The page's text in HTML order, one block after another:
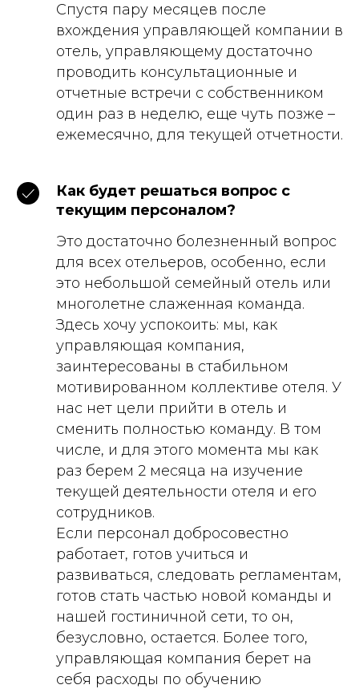
Спустя пару месяцев после
вхождения управляющей компании в
отель, управляющему достаточно
проводить консультационные и
отчетные встречи с собственником
один раз в неделю, еще чуть позже –
ежемесячно, для текущей отчетности.
Как будет решаться вопрос с
текущим персоналом?
Это достаточно болезненный вопрос
для всех отельеров, особенно, если
это небольшой семейный отель или
многолетне слаженная команда.
Здесь хочу успокоить: мы, как
управляющая компания,
заинтересованы в стабильном
мотивированном коллективе отеля. У
нас нет цели прийти в отель и
сменить полностью команду. В том
числе, и для этого момента мы как
раз берем 2 месяца на изучение
текущей деятельности отеля и его
сотрудников.
Если персонал добросовестно
работает, готов учиться и
развиваться, следовать регламентам,
готов стать частью новой команды и
нашей гостиничной сети, то он,
безусловно, остается. Более того,
управляющая компания берет на
себя расходы по обучению